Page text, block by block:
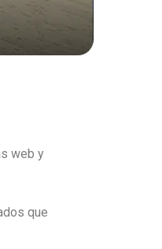
web y
que